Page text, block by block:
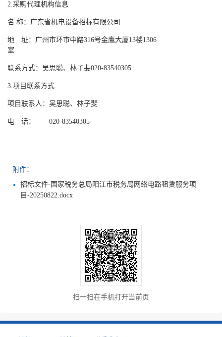
2.采购代理机构信息
名 称：广东省机电设备招标有限公司
地 址：广州市环市中路316号金鹰大厦13楼1306
室
联系方式：吴思聪、林子斐020-83540305
3.项目联系方式
项目联系人：吴思聪、林子斐
电 话： 020-83540305
附件：
招标文件-国家税务总局阳江市税务局网络电路租赁服务项
目-20250822.docx
扫一扫在手机打开当前页